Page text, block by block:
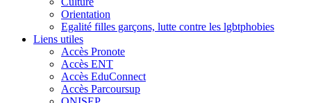
Orientation
Egalité filles garçons, lutte contre les lgbtphobies
Liens utiles
Accès Pronote
Accès ENT
Accès EduConnect
Accès Parcoursup